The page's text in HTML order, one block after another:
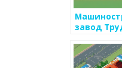
завод